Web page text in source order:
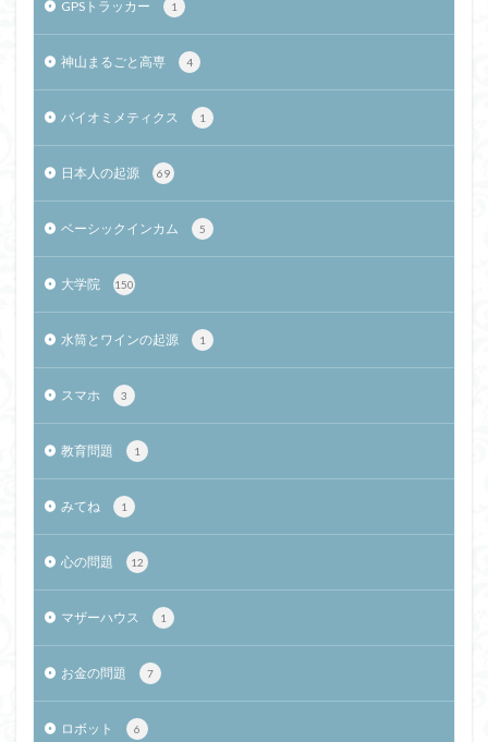
GPSトラッカー 1
神山まるごと高専 4
バイオミメティクス 1
日本人の起源 69
ベーシックインカム 5
大学院 150
水筒とワインの起源 1
スマホ 3
教育問題 1
みてね 1
心の問題 12
マザーハウス 1
お金の問題 7
ロボット 6